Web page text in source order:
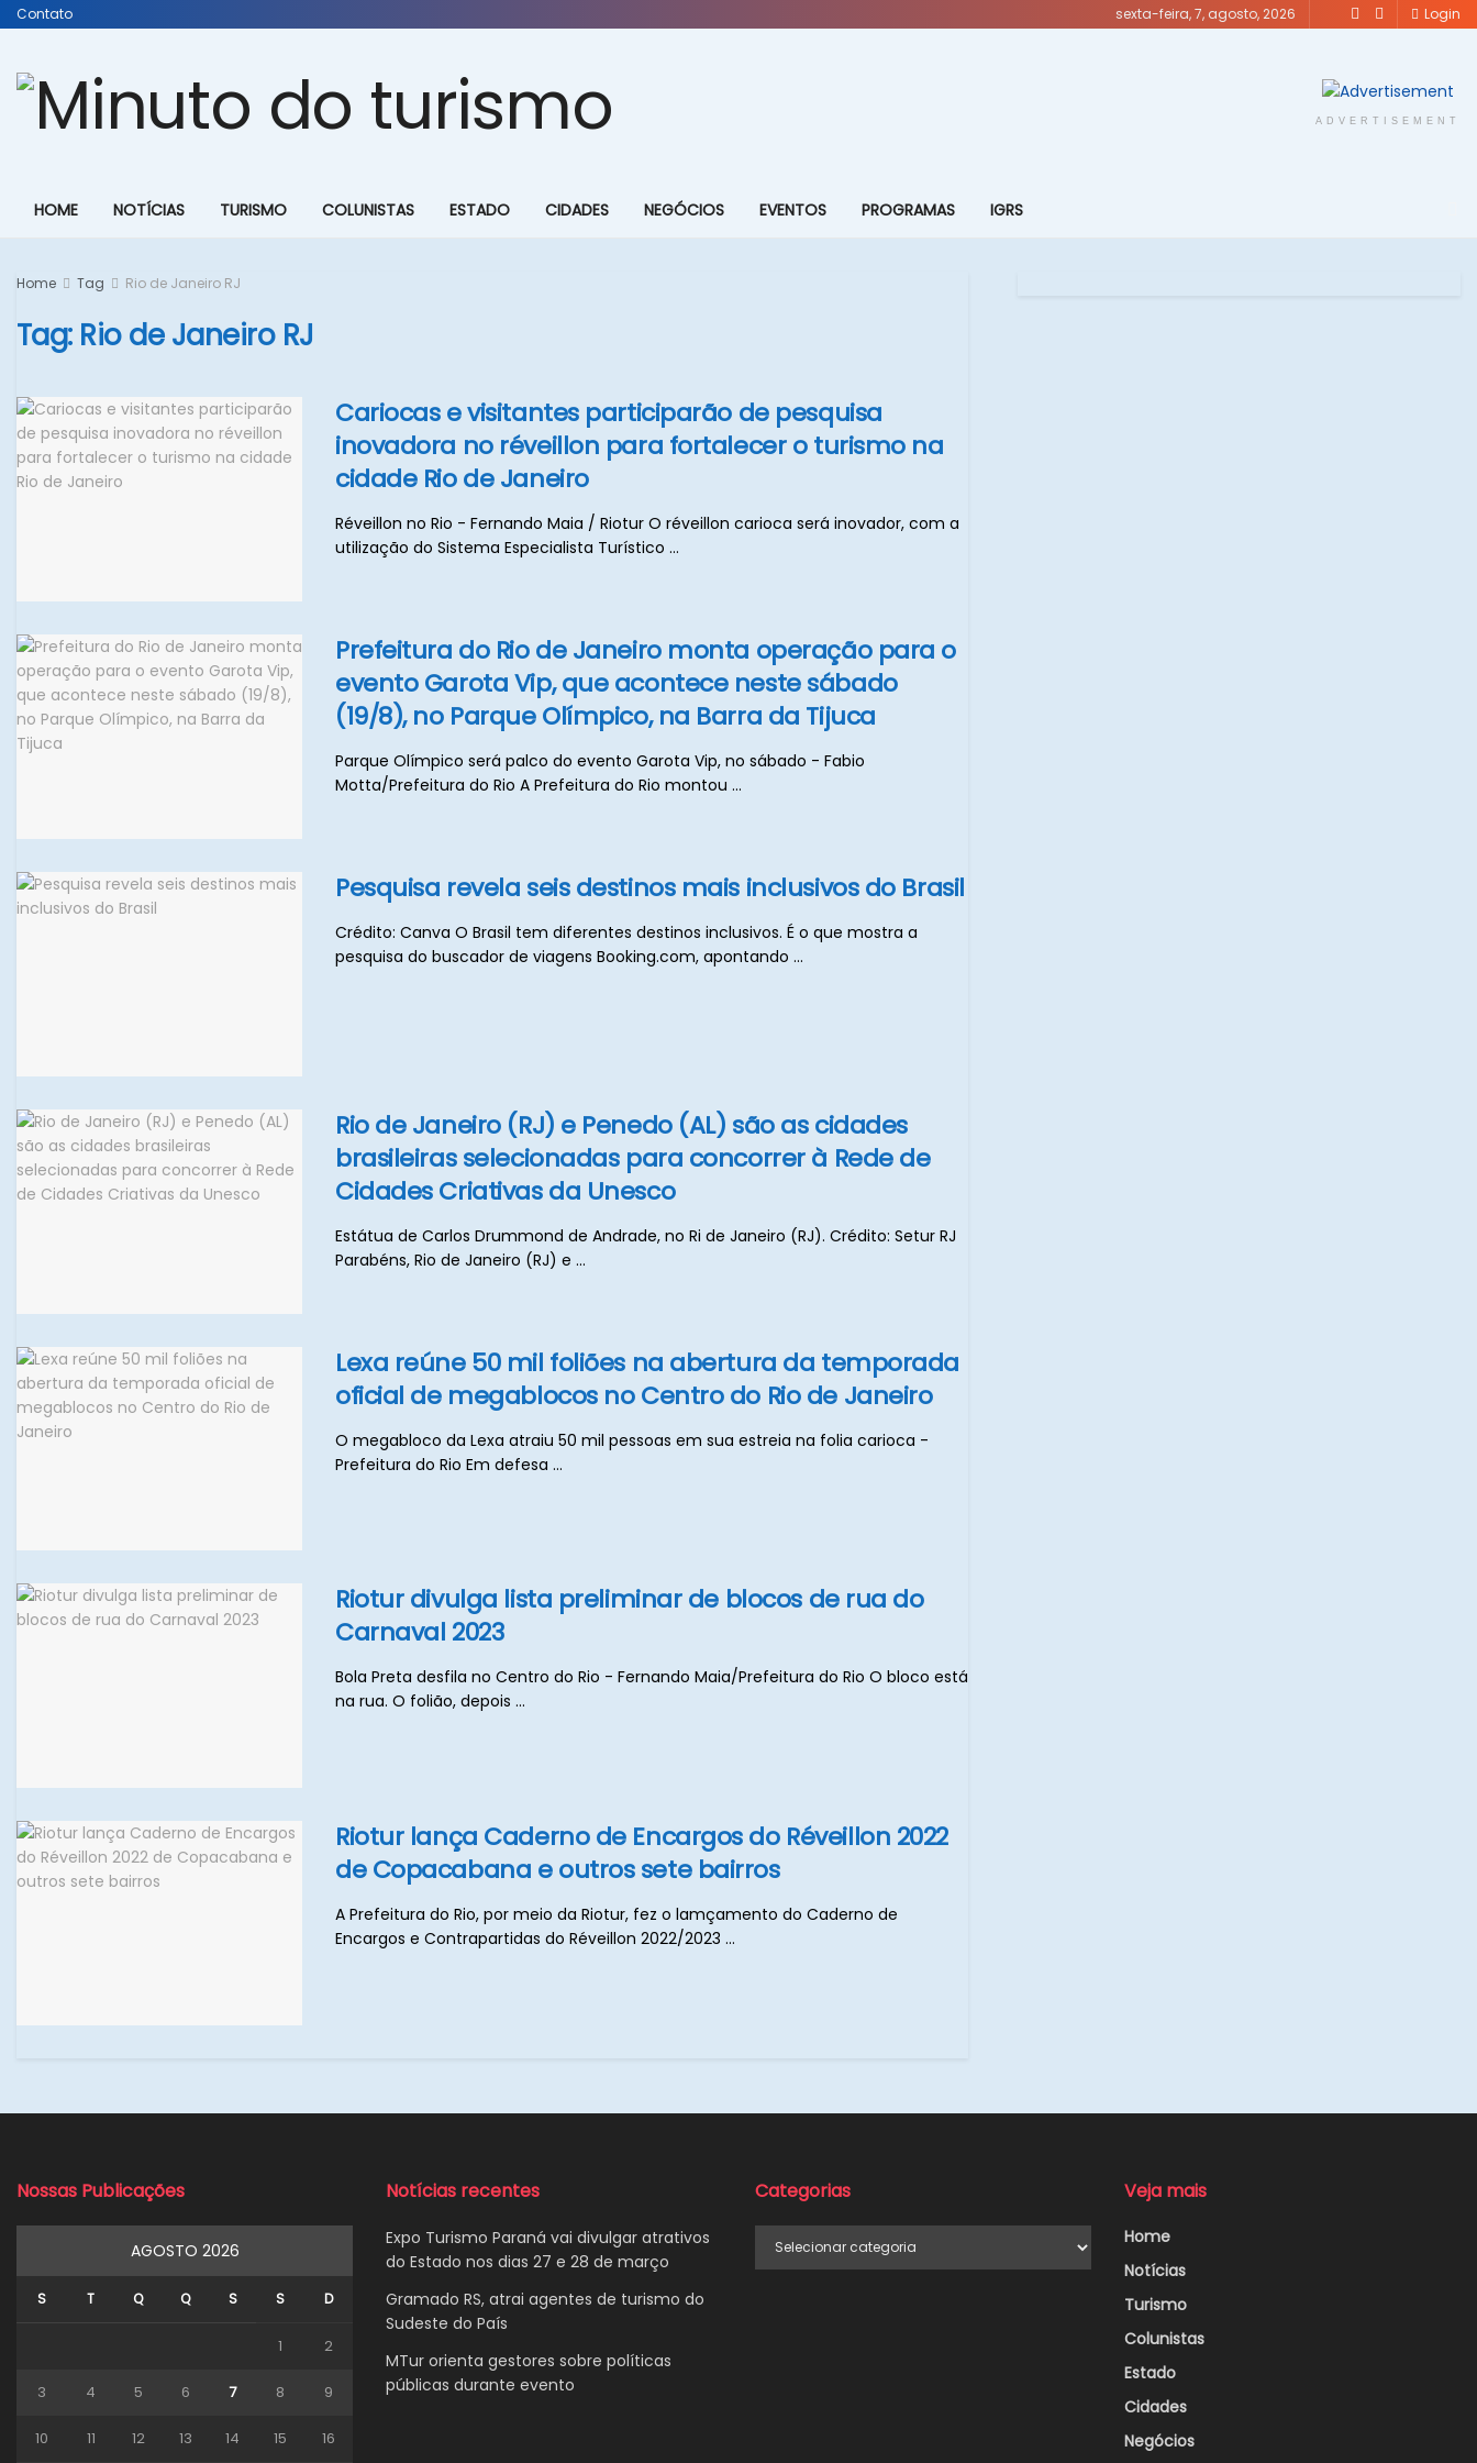
Contato sexta-feira, 7, agosto, 2026 Login
ADVERTISEMENT
HOME NOTÍCIAS TURISMO COLUNISTAS ESTADO CIDADES NEGÓCIOS EVENTOS PROGRAMAS IGRS
Home Tag Rio de Janeiro RJ
Tag: Rio de Janeiro RJ
Cariocas e visitantes participarão de pesquisa
inovadora no réveillon para fortalecer o turismo na
cidade Rio de Janeiro
Réveillon no Rio - Fernando Maia / Riotur O réveillon carioca será inovador, com a
utilização do Sistema Especialista Turístico ...
Prefeitura do Rio de Janeiro monta operação para o
evento Garota Vip, que acontece neste sábado
(19/8), no Parque Olímpico, na Barra da Tijuca
Parque Olímpico será palco do evento Garota Vip, no sábado - Fabio
Motta/Prefeitura do Rio A Prefeitura do Rio montou ...
Pesquisa revela seis destinos mais inclusivos do Brasil
Crédito: Canva O Brasil tem diferentes destinos inclusivos. É o que mostra a
pesquisa do buscador de viagens Booking.com, apontando ...
Rio de Janeiro (RJ) e Penedo (AL) são as cidades
brasileiras selecionadas para concorrer à Rede de
Cidades Criativas da Unesco
Estátua de Carlos Drummond de Andrade, no Ri de Janeiro (RJ). Crédito: Setur RJ
Parabéns, Rio de Janeiro (RJ) e ...
Lexa reúne 50 mil foliões na abertura da temporada
oficial de megablocos no Centro do Rio de Janeiro
O megabloco da Lexa atraiu 50 mil pessoas em sua estreia na folia carioca -
Prefeitura do Rio Em defesa ...
Riotur divulga lista preliminar de blocos de rua do
Carnaval 2023
Bola Preta desfila no Centro do Rio - Fernando Maia/Prefeitura do Rio O bloco está
na rua. O folião, depois ...
Riotur lança Caderno de Encargos do Réveillon 2022
de Copacabana e outros sete bairros
A Prefeitura do Rio, por meio da Riotur, fez o lamçamento do Caderno de
Encargos e Contrapartidas do Réveillon 2022/2023 ...
Nossas Publicações
AGOSTO 2026
S T Q Q S S D
1 2
3 4 5 6 7 8 9
10 11 12 13 14 15 16
Notícias recentes
Expo Turismo Paraná vai divulgar atrativos
do Estado nos dias 27 e 28 de março
Gramado RS, atrai agentes de turismo do
Sudeste do País
MTur orienta gestores sobre políticas
públicas durante evento
Categorias
Categorias
Veja mais
Home
Notícias
Turismo
Colunistas
Estado
Cidades
Negócios